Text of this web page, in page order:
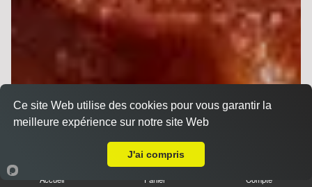
Accueil Panier Compte
Ce site Web utilise des cookies pour vous garantir la
meilleure expérience sur notre site Web
J'ai compris